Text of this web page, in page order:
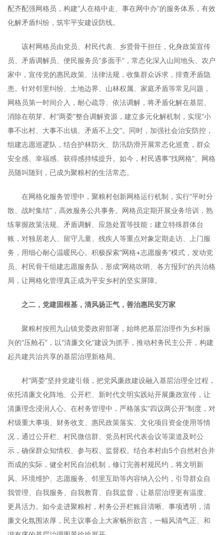
配齐配强网格员，构建“人在格中走、事在网中办”的服务体系，有效
化解矛盾纠纷，筑牢平安建设防线。
该村网格员由党员、村民代表、乡贤骨干担任，化身政策宣传
员、矛盾调解员、便民服务员“多面手”，常态化深入山间地头、农户
家中，宣传党的惠民政策、法律法规，收集群众诉求，排查矛盾隐
患。针对邻里纠纷、土地边界、山林权属、家庭矛盾等常见问题，
网格员第一时间介入，耐心疏导、依法调解，将矛盾化解在基层、
消除在萌芽。村“两委”整合调解资源，建立多元化解机制，实现“小
事不出村、大事不出镇、矛盾不上交”。同时，加强社会治安防控，
组建志愿巡逻队，结合护林防火、防汛防滑开展常态化巡查，群众
安全感、幸福感、获得感持续提升。如今，村民遇事“找网格”、网格
员随叫随到，已成为聚粮村的生活常态。
在网格化服务管理中，聚粮村创新网格运行机制，实行“平时分
散、战时集结”，高效服务公共事务。网格员定期开展业务培训，熟
练掌握政策法规、矛盾调解、应急处置等技能；建立特殊群体台
账，对独居老人、留守儿童、残疾人等重点对象定期走访、上门服
务，用细心耐心温暖民心。积极探索“网格+志愿服务”模式，发动党
员、村民骨干组建志愿服务队，形成“网格吹哨、各方报到”的共治格
局，让网格化管理真正成为平安乡村的坚实屏障。
之二，党建固根基，清风扬正气，善治惠民安万家
聚粮村按照九山镇党委政府部署，始终把基层治理作为乡村振
兴的“压舱石”，以“清廉文化”建设为抓手，推动村务民主公开，构建
起共建共治共享的基层治理新格局。
村“两委”坚持党建引领，把党风廉政建设融入基层治理全过程，
依托清廉文化阵地、公开栏、新时代文明实践站开展廉政宣传，让
清廉理念浸润人心。在村务管理中，严格落实“四议两公开”制度，对
村级重大事项、财务收支、惠民政策落实、文化项目资金使用等情
况，通过公开栏、村民微信群、党员村民代表会议等渠道及时公
示，确保群众知情权、参与权、监督权。结合本村由5个自然村合并
而成的实际，健全村民自治机制，修订完善村规民约，将文明新
风、环境维护、志愿服务、邻里互助等内容纳入公约，引导群众自
我管理、自我服务、自我教育、自我监督，让基层治理更有温度、
更具活力。如今走进聚粮村，村务公开栏账目清晰、事项透明，清
廉文化氛围浓厚，民主议事会上大家畅所欲言，一幅风清气正、和